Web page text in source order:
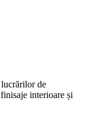
lucrărilorde
finisaje interioare și